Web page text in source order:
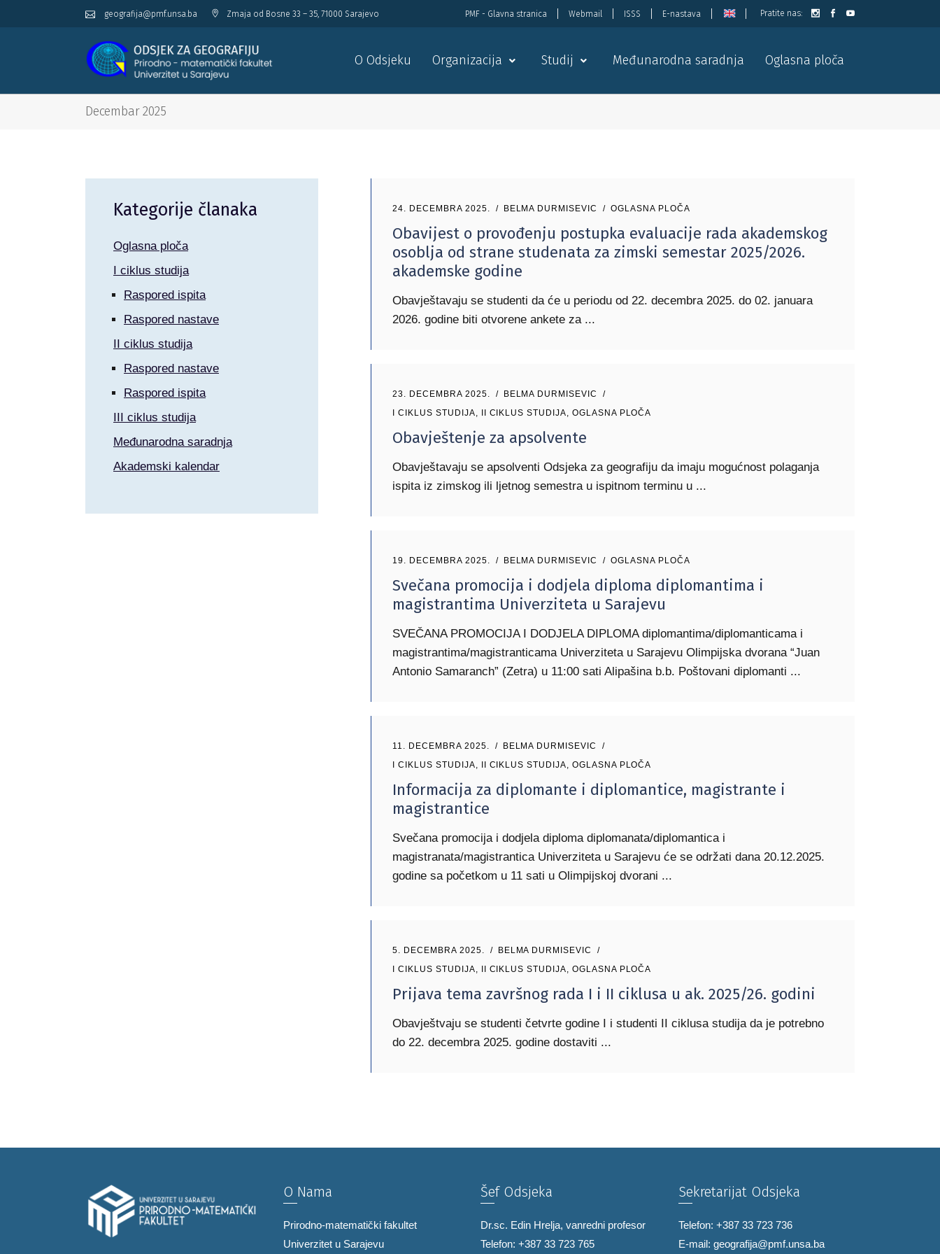
geografija@pmf.unsa.ba Zmaja od Bosne 33 – 35, 71000 Sarajevo PMF - Glavna stranica Webmail ISSS E-nastava Pratite nas:
O Odsjeku Organizacija Studij Međunarodna saradnja Oglasna ploča
Decembar 2025
24. DECEMBRA 2025. BELMA DURMISEVIC OGLASNA PLOČA
Obavijest o provođenju postupka evaluacije rada akademskog
osoblja od strane studenata za zimski semestar 2025/2026.
akademske godine
Obavještavaju se studenti da će u periodu od 22. decembra 2025. do 02. januara
2026. godine biti otvorene ankete za
23. DECEMBRA 2025.
BELMA DURMISEVIC
I CIKLUS STUDIJA, II CIKLUS STUDIJA, OGLASNA PLOČA
Obavještenje za apsolvente
Obavještavaju se apsolventi Odsjeka za geografiju da imaju mogućnost polaganja
ispita iz zimskog ili ljetnog semestra u ispitnom terminu u
19. DECEMBRA 2025. BELMA DURMISEVIC OGLASNA PLOČA
Svečana promocija i dodjela diploma diplomantima i
magistrantima Univerziteta u Sarajevu
SVEČANA PROMOCIJA I DODJELA DIPLOMA diplomantima/diplomanticama i
magistrantima/magistranticama Univerziteta u Sarajevu Olimpijska dvorana “Juan
Antonio Samaranch” (Zetra) u 11:00 sati Alipašina b.b. Poštovani diplomanti
11. DECEMBRA 2025.
BELMA DURMISEVIC
I CIKLUS STUDIJA, II CIKLUS STUDIJA, OGLASNA PLOČA
Informacija za diplomante i diplomantice, magistrante i
magistrantice
Svečana promocija i dodjela diploma diplomanata/diplomantica i
magistranata/magistrantica Univerziteta u Sarajevu će se održati dana 20.12.2025.
godine sa početkom u 11 sati u Olimpijskoj dvorani
5. DECEMBRA 2025.
BELMA DURMISEVIC
I CIKLUS STUDIJA, II CIKLUS STUDIJA, OGLASNA PLOČA
Prijava tema završnog rada I i II ciklusa u ak. 2025/26. godini
Obavještvaju se studenti četvrte godine I i studenti II ciklusa studija da je potrebno
do 22. decembra 2025. godine dostaviti
Kategorije članaka
Oglasna ploča
I ciklus studija
Raspored ispita
Raspored nastave
II ciklus studija
Raspored nastave
Raspored ispita
III ciklus studija
Međunarodna saradnja
Akademski kalendar
O Nama
Prirodno-matematički fakultet
Univerzitet u Sarajevu
Šef Odsjeka
Dr.sc. Edin Hrelja, vanredni profesor
Telefon: +387 33 723 765
Sekretarijat Odsjeka
Telefon: +387 33 723 736
E-mail: geografija@pmf.unsa.ba